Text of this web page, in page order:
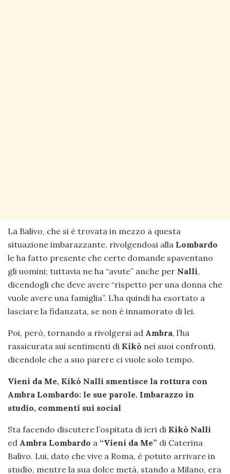
La Balivo, che si è trovata in mezzo a questa
situazione imbarazzante, rivolgendosi alla Lombardo
le ha fatto presente che certe domande spaventano
gli uomini; tuttavia ne ha “avute” anche per Nalli,
dicendogli che deve avere “rispetto per una donna che
vuole avere una famiglia”. L’ha quindi ha esortato a
lasciare la fidanzata, se non è innamorato di lei.
Poi, però, tornando a rivolgersi ad Ambra, l’ha
rassicurata sui sentimenti di Kikò nei suoi confronti,
dicendole che a suo parere ci vuole solo tempo.
Vieni da Me, Kikò Nalli smentisce la rottura con
Ambra Lombardo: le sue parole. Imbarazzo in
studio, commenti sui social
Sta facendo discutere l’ospitata di ieri di Kikò Nalli
ed Ambra Lombardo a “Vieni da Me” di Caterina
Balivo. Lui, dato che vive a Roma, è potuto arrivare in
studio, mentre la sua dolce metà, stando a Milano, era